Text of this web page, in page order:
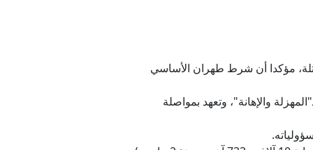
مؤكدا أن شرط طهران الأساسي
والإهانة"، وتعهد بمواصلة